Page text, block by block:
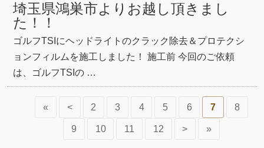
埼玉県鴻巣市よりお越し頂きまし
た！！
ゴルフTSIにヘッドライトのクラック除去＆プロテクシ
ョンフィルムを施工しました！ 施工前 今回のご依頼
は、ゴルフTSIの …
« < 2 3 4 5 6 7 8
9 10 11 12 > »